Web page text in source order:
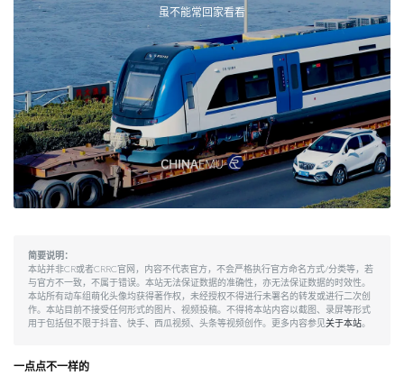
虽不能常回家看看
简要说明：
本站并非CR或者CRRC官网，内容不代表官方，不会严格执行官方命名方式/分类等，若
与官方不一致，不属于错误。本站无法保证数据的准确性，亦无法保证数据的时效性。
本站所有动车组萌化头像均获得著作权，未经授权不得进行未署名的转发或进行二次创
作。本站目前不接受任何形式的图片、视频投稿。不得将本站内容以截图、录屏等形式
用于包括但不限于抖音、快手、西瓜视频、头条等视频创作。更多内容参见关于本站。
一点点不一样的